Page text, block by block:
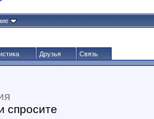
Друзья Связь
спросите